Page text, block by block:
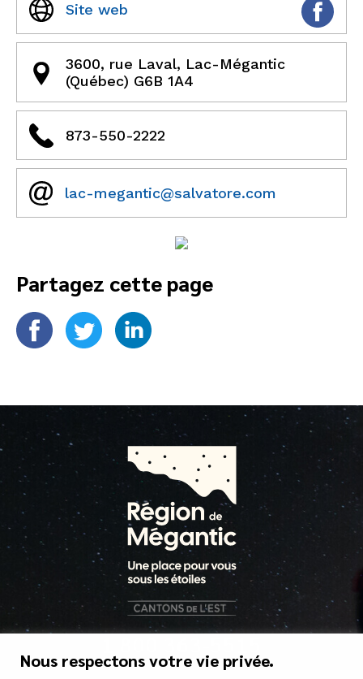
Site web
3600, rue Laval, Lac-Mégantic
(Québec) G6B 1A4
873-550-2222
lac-megantic@salvatore.com
Partagez cette page
1 800 363-5515
tourisme@mrcgranit.qc.ca
Nous respectons votre vie privée.